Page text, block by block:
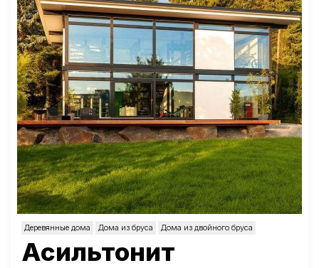
Деревянные дома Дома из бруса Дома из двойного бруса
Асильтонит